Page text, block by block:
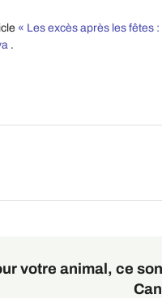
« Les excès après les fêtes
.
votre animal, ce